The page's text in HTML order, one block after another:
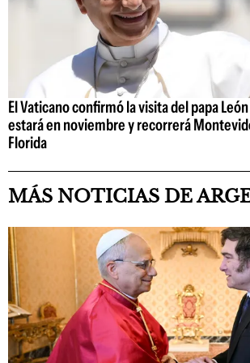
El Vaticano confirmó la visita del papa
estará en noviembre y recorrerá
Florida
MÁS NOTICIAS DE